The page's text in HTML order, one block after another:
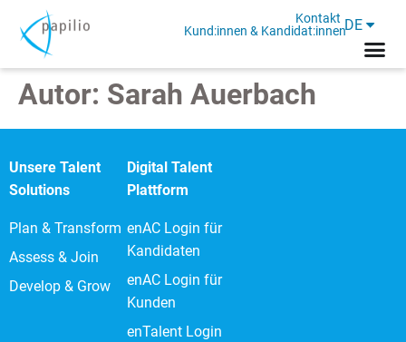
Kontakt
Kund:innen & Kandidat:innenDE
Autor: Sarah Auerbach
Unsere Talent
Solutions
Plan & Transform
Assess & Join
Develop & Grow
Digital Talent
Plattform
enAC Login für
Kandidaten
enAC Login für
Kunden
enTalent Login